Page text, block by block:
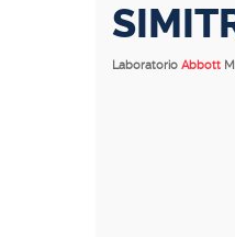
Laboratorio Abbott